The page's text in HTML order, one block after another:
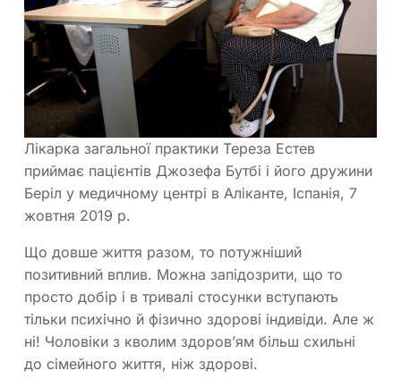
Лікарка загальної практики Тереза Естев
приймає пацієнтів Джозефа Бутбі і його дружини
Беріл у медичному центрі в Аліканте, Іспанія, 7
жовтня 2019 р.
Що довше життя разом, то потужніший
позитивний вплив. Можна запідозрити, що то
просто добір і в тривалі стосунки вступають
тільки психічно й фізично здорові індивіди. Але ж
ні! Чоловіки з кволим здоров’ям більш схильні
до сімейного життя, ніж здорові.